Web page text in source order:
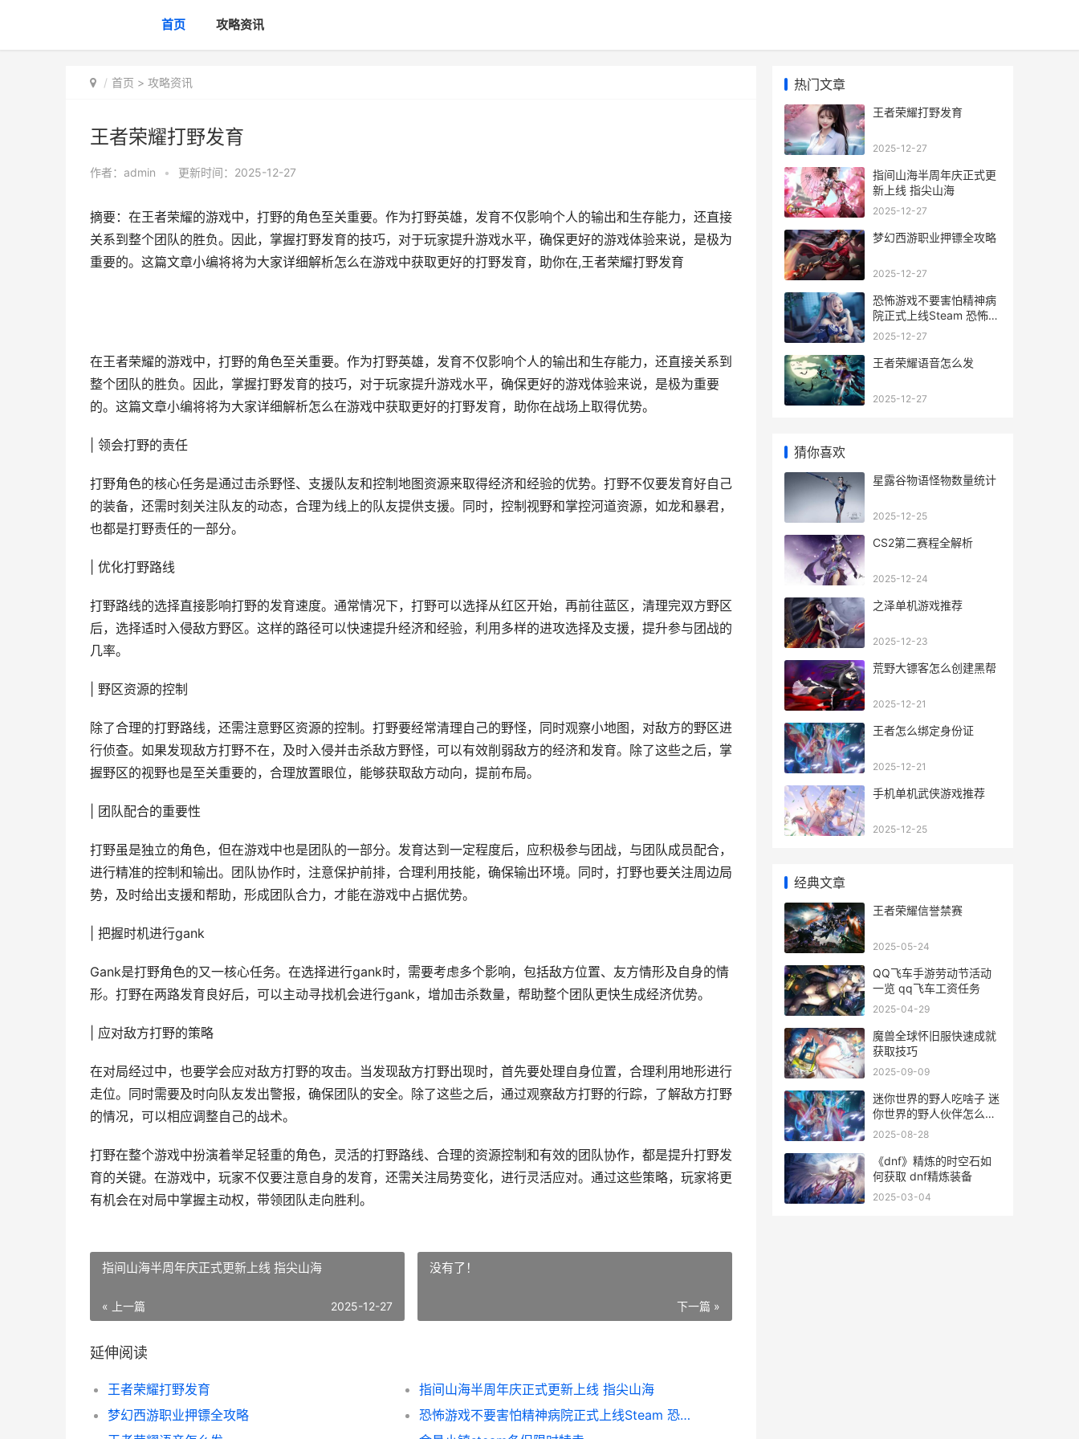
首页 攻略资讯
首页 > 攻略资讯
王者荣耀打野发育
作者： admin • 更新时间：2025-12-27
摘要：在王者荣耀的游戏中，打野的角色至关重要。作为打野英雄，发育不仅影响个人的输出和生存能力，还直接
关系到整个团队的胜负。因此，掌握打野发育的技巧，对于玩家提升游戏水平，确保更好的游戏体验来说，是极为
重要的。这篇文章小编将将为大家详细解析怎么在游戏中获取更好的打野发育，助你在,王者荣耀打野发育
在王者荣耀的游戏中，打野的角色至关重要。作为打野英雄，发育不仅影响个人的输出和生存能力，还直接关系到
整个团队的胜负。因此，掌握打野发育的技巧，对于玩家提升游戏水平，确保更好的游戏体验来说，是极为重要
的。这篇文章小编将将为大家详细解析怎么在游戏中获取更好的打野发育，助你在战场上取得优势。
| 领会打野的责任
打野角色的核心任务是通过击杀野怪、支援队友和控制地图资源来取得经济和经验的优势。打野不仅要发育好自己
的装备，还需时刻关注队友的动态，合理为线上的队友提供支援。同时，控制视野和掌控河道资源，如龙和暴君，
也都是打野责任的一部分。
| 优化打野路线
打野路线的选择直接影响打野的发育速度。通常情况下，打野可以选择从红区开始，再前往蓝区，清理完双方野区
后，选择适时入侵敌方野区。这样的路径可以快速提升经济和经验，利用多样的进攻选择及支援，提升参与团战的
几率。
| 野区资源的控制
除了合理的打野路线，还需注意野区资源的控制。打野要经常清理自己的野怪，同时观察小地图，对敌方的野区进
行侦查。如果发现敌方打野不在，及时入侵并击杀敌方野怪，可以有效削弱敌方的经济和发育。除了这些之后，掌
握野区的视野也是至关重要的，合理放置眼位，能够获取敌方动向，提前布局。
| 团队配合的重要性
打野虽是独立的角色，但在游戏中也是团队的一部分。发育达到一定程度后，应积极参与团战，与团队成员配合，
进行精准的控制和输出。团队协作时，注意保护前排，合理利用技能，确保输出环境。同时，打野也要关注周边局
势，及时给出支援和帮助，形成团队合力，才能在游戏中占据优势。
| 把握时机进行gank
Gank是打野角色的又一核心任务。在选择进行gank时，需要考虑多个影响，包括敌方位置、友方情形及自身的情
形。打野在两路发育良好后，可以主动寻找机会进行gank，增加击杀数量，帮助整个团队更快生成经济优势。
| 应对敌方打野的策略
在对局经过中，也要学会应对敌方打野的攻击。当发现敌方打野出现时，首先要处理自身位置，合理利用地形进行
走位。同时需要及时向队友发出警报，确保团队的安全。除了这些之后，通过观察敌方打野的行踪，了解敌方打野
的情况，可以相应调整自己的战术。
打野在整个游戏中扮演着举足轻重的角色，灵活的打野路线、合理的资源控制和有效的团队协作，都是提升打野发
育的关键。在游戏中，玩家不仅要注意自身的发育，还需关注局势变化，进行灵活应对。通过这些策略，玩家将更
有机会在对局中掌握主动权，带领团队走向胜利。
指间山海半周年庆正式更新上线 指尖山海
« 上一篇 2025-12-27
没有了！
下一篇 »
延伸阅读
王者荣耀打野发育
指间山海半周年庆正式更新上线 指尖山海
梦幻西游职业押镖全攻略
恐怖游戏不要害怕精神病院正式上线Steam 恐怖游戏别害怕
热门文章
王者荣耀打野发育
2025-12-27
指间山海半周年庆正式更
新上线 指尖山海
2025-12-27
梦幻西游职业押镖全攻略
2025-12-27
恐怖游戏不要害怕精神病
院正式上线Steam 恐怖游
戏别害怕
2025-12-27
王者荣耀语音怎么发
2025-12-27
猜你喜欢
星露谷物语怪物数量统计
2025-12-25
CS2第二赛程全解析
2025-12-24
之泽单机游戏推荐
2025-12-23
荒野大镖客怎么创建黑帮
2025-12-21
王者怎么绑定身份证
2025-12-21
手机单机武侠游戏推荐
2025-12-25
经典文章
王者荣耀信誉禁赛
2025-05-24
QQ飞车手游劳动节活动
一览 qq飞车工资任务
2025-04-29
魔兽全球怀旧服快速成就
获取技巧
2025-09-09
迷你世界的野人吃啥子 迷
你世界的野人伙伴怎么变
成农民
2025-08-28
《dnf》精炼的时空石如
何获取 dnf精炼装备
2025-03-04